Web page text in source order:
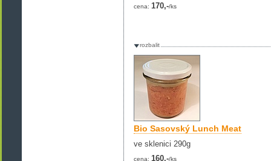
cena: 170,-/ks
rozbalit
Bio Sasovský Lunch Meat
ve sklenici 290g
cena: 160,-/ks